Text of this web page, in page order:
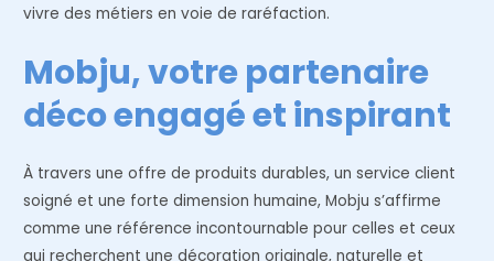
vivre des métiers en voie de raréfaction.
Mobju, votre partenaire
déco engagé et inspirant
À travers une offre de produits durables, un service client
soigné et une forte dimension humaine, Mobju s’affirme
comme une référence incontournable pour celles et ceux
qui recherchent une décoration originale, naturelle et